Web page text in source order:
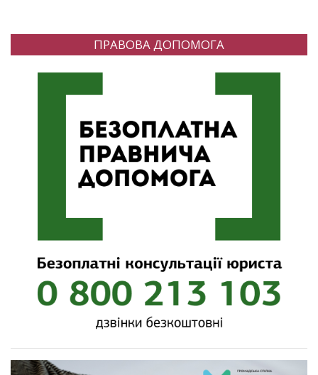
ПРАВОВА ДОПОМОГА